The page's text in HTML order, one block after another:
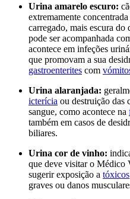
Urina amarelo escuro:
extremamente
carregado, mais escura
pode ser acompanhada
acontece em infeções
que promovam a sua
gastroenterites com
Urina alaranjada:
icterícia ou destruição das
sangue, como acontece na
também em casos de
biliares.
Urina cor de vinho:
que deve visitar o Médico
sugerir exposição a tóxicos
graves ou danos